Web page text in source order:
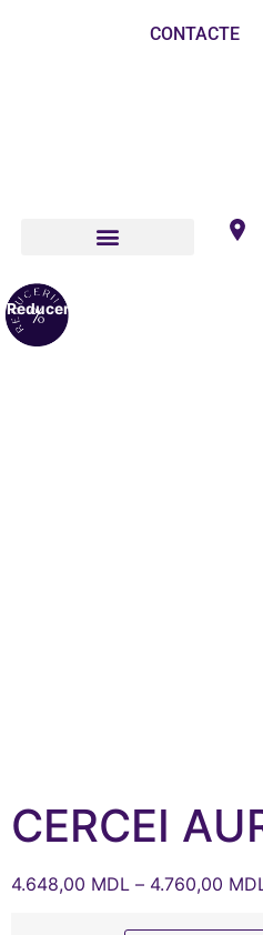
CONTACTE
Reduceri!
CERCEI
4.648,00 MDL – 4.760,00